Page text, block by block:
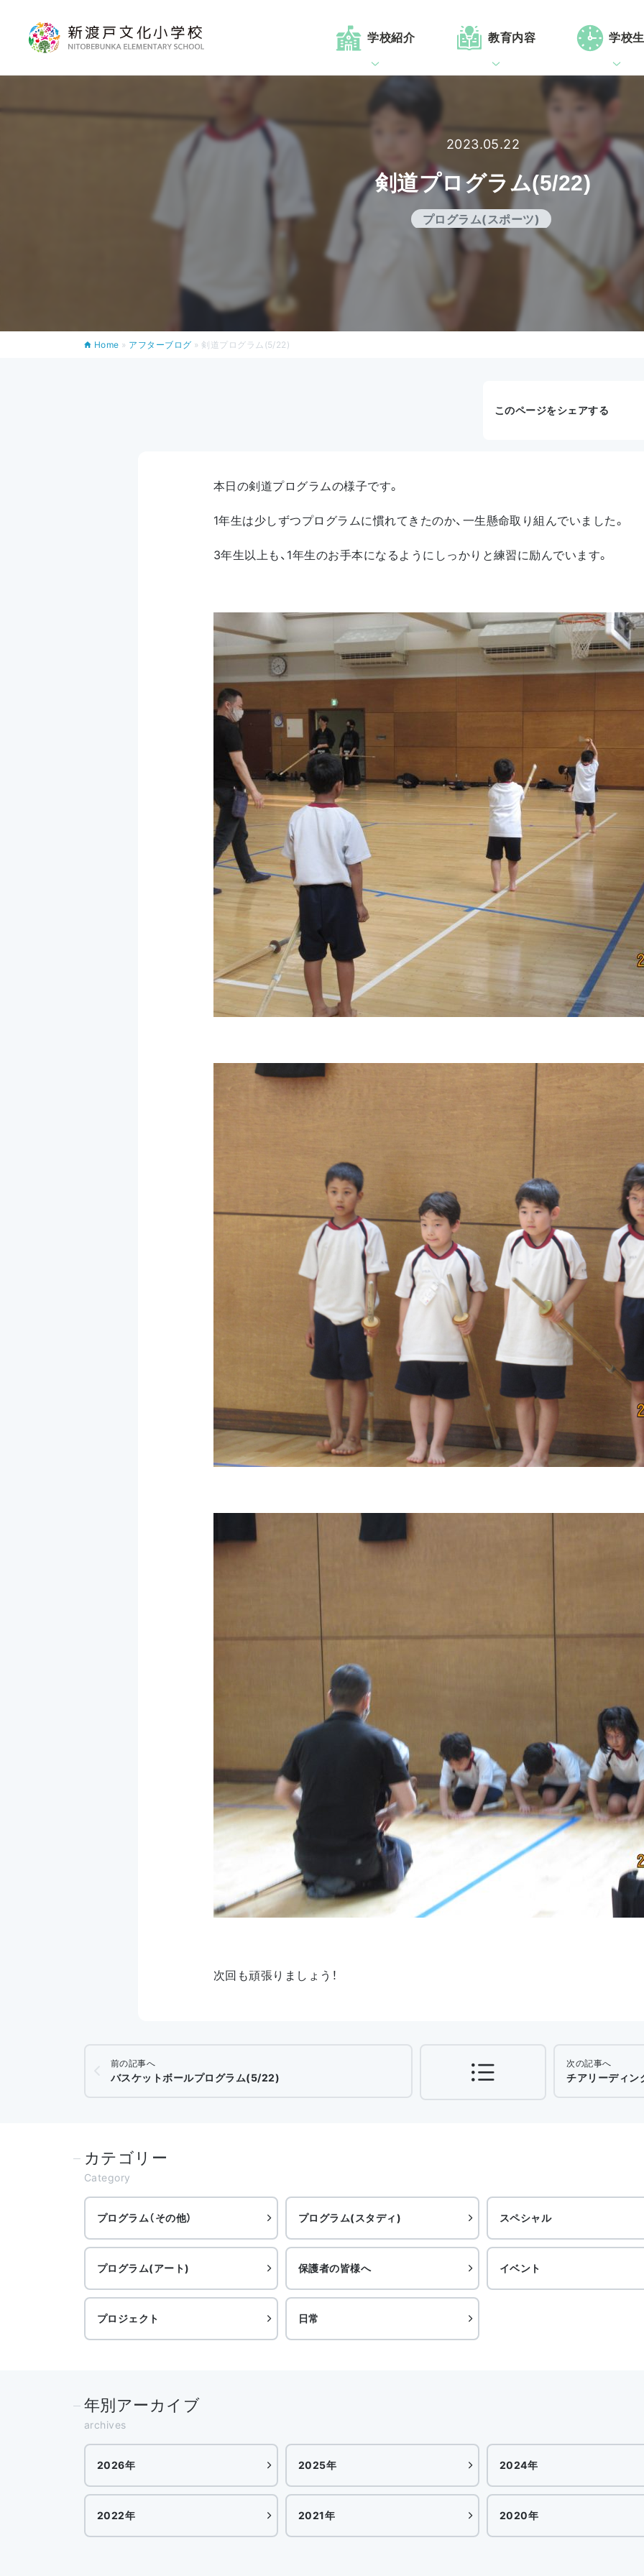
学校紹介 教育内容 学校
2023.05.22
剣道プログラム(5/22)
プログラム(スポーツ)
Home » アフターブログ »剣道プログラム(5/22)
このページをシェアする
本日の剣道プログラムの様子です。
1年生は少しずつプログラムに慣れてきたのか、一生懸命取り組んでいました。
3年生以上も、1年生のお手本になるようにしっかりと練習に励んでいます。
次回も頑張りましょう！
前の記事へ
バスケットボールプログラム(5/22)
次の記事へ
チアリーディン
カテゴリー
Category
プログラム（その他） プログラム(スタディ) スペシャル
プログラム(アート) 保護者の皆様へ イベント
プロジェクト 日常
年別アーカイブ
archives
2026年 2025年 2024年
2022年 2021年 2020年